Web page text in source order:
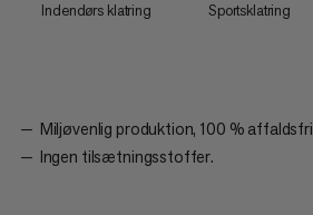
Indendørs klatring Sportsklatring
Miljøvenlig produktion, 100 % affaldsfri
Ingen tilsætningsstoffer.